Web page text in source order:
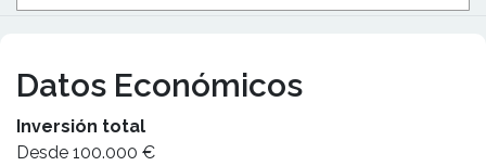
Datos Económicos
Inversión total
Desde 100.000 €